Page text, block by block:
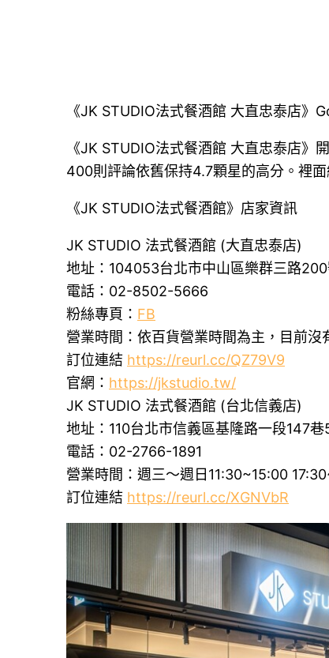
《JK STUDIO法式餐酒館 大直忠泰店》
《JK STUDIO法式餐酒館 大直忠泰店》
400則評論依舊保持4.7顆星的高分。裡
《JK STUDIO法式餐酒館》店家資訊
JK STUDIO 法式餐酒館 (大直忠泰店)
地址：104053台北市中山區樂群三路
電話：02-8502-5666
粉絲專頁： FB
營業時間：依百貨營業時間為主，目前沒
訂位連結 https://reurl.cc/QZ79V9
官網： https://jkstudio.tw/
JK STUDIO 法式餐酒館 (台北信義店)
地址：110台北市信義區基隆路一段147巷
電話：02-2766-1891
營業時間：週三～週日11:30~15:00
訂位連結 https://reurl.cc/XGNVbR